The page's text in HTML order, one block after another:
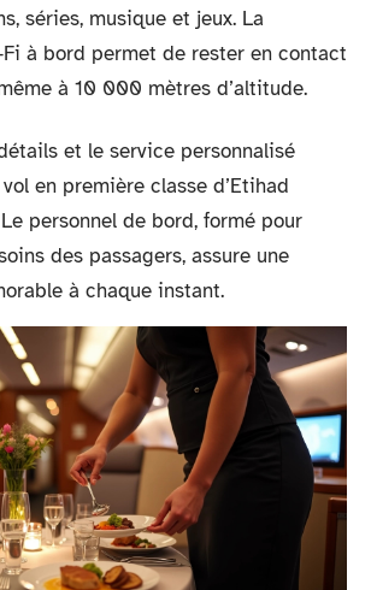
séries, musique et jeux. La
à bord permet de rester en contact
à 10 000 mètres d’altitude.
et le service personnalisé
en première classe d’Etihad
personnel de bord, formé pour
des passagers, assure une
à chaque instant.